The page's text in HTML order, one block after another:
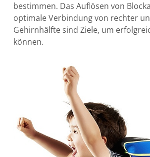
bestimmen. Das Auflösen von
optimale Verbindung von rechter
Gehirnhälfte sind Ziele, um
können.